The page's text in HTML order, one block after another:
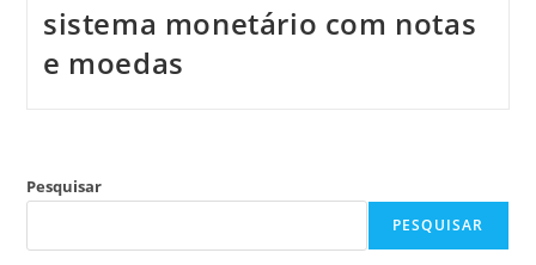
sistema monetário com notas
e moedas
Pesquisar
PESQUISAR